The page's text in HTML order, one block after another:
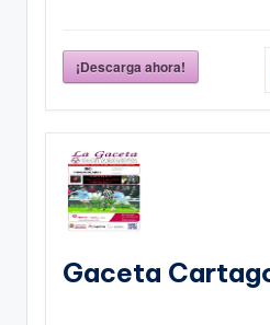
¡Descarga ahora!
Gaceta